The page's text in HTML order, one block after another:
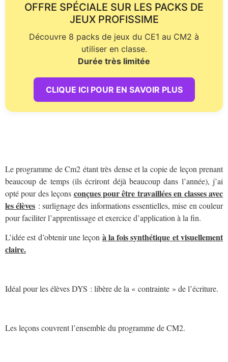
OFFRE SPÉCIALE SUR LES PACKS DE
JEUX PROFISSIME
Découvre 8 packs de jeux du CE1 au CM2 à
utiliser en classe.
Durée très limitée
CLIQUE ICI POUR EN SAVOIR PLUS
Le programme de Cm2 étant très dense et la copie de leçon prenant
beaucoup de temps (ils écriront déjà beaucoup dans l’année), j’ai
opté pour des leçons conçues pour être travaillées en classes avec
les élèves : surlignage des informations essentielles, mise en couleur
pour faciliter l’apprentissage et exercice d’application à la fin.
L’idée est d’obtenir une leçon à la fois synthétique et visuellement
claire.
Idéal pour les élèves DYS : libère de la « contrainte » de l’écriture.
Les leçons couvrent l’ensemble du programme de CM2.